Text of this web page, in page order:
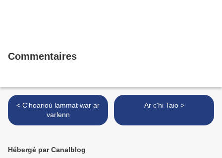
Commentaires
< C'hoarioù lammat war ar
varlenn
Ar c'hi Taio >
Hébergé par Canalblog